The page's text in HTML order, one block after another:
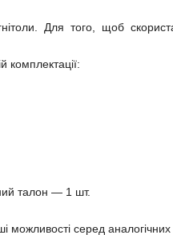
Для того, щоб
комплектації:
талон — 1 шт.
серед